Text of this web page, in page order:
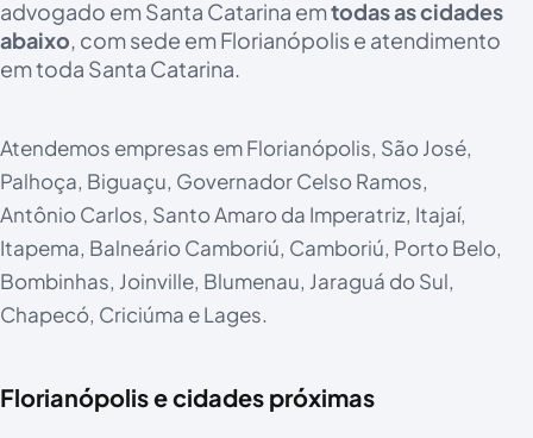
advogado em Santa Catarina emtodas as cidades
abaixo, com sede em Florianópolis e atendimento
em toda Santa Catarina.
Atendemos empresas em Florianópolis, São José,
Palhoça, Biguaçu, Governador Celso Ramos,
Antônio Carlos, Santo Amaro da Imperatriz, Itajaí,
Itapema, Balneário Camboriú, Camboriú, Porto Belo,
Bombinhas, Joinville, Blumenau, Jaraguá do Sul,
Chapecó, Criciúma e Lages.
Florianópolis e cidades próximas